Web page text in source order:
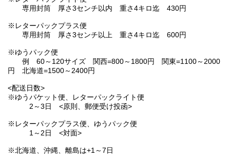
専用封筒 厚さ3センチ以内 重さ4キロ迄 430円
※レターパックプラス便
専用封筒 厚さ3センチ以上 重さ4キロ迄 600円
※ゆうパック便
例 60～120サイズ 関西=800～1800円 関東=1100～2000
円 北海道=1500～2400円
<配送日数>
※ゆうパケット便、レターパックライト便
2～3日 <原則、郵便受け投函>
※レターパックプラス便、ゆうパック便
1～2日 <対面>
※北海道、沖縄、離島は+1～7日